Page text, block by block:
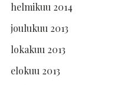
helmikuu 2014
joulukuu 2013
lokakuu 2013
elokuu 2013